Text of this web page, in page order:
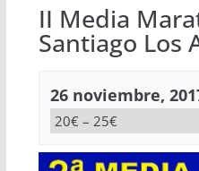
II Media
Santiago Los
26 noviembre,
20€ – 25€